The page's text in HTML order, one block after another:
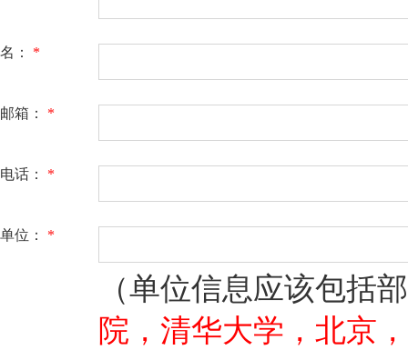
名： *
邮箱： *
电话： *
单位： *
（单位信息应该包括
院，清华大学，北京